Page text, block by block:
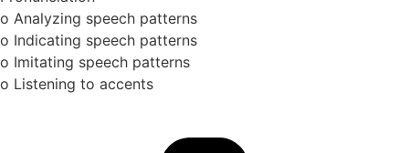
o Analyzing speech patterns
o Indicating speech patterns
o Imitating speech patterns
o Listening to accents